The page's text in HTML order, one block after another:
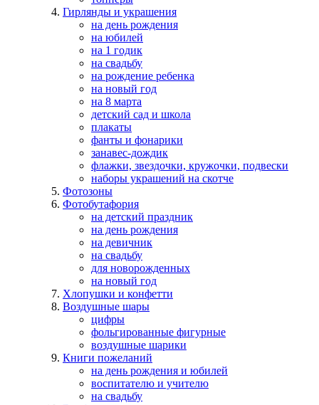
Гирлянды и украшения
на день рождения
на юбилей
на 1 годик
на свадьбу
на рождение ребенка
на новый год
на 8 марта
детский сад и школа
плакаты
фанты и фонарики
занавес-дождик
флажки, звездочки, кружочки, подвески
наборы украшений на скотче
Фотозоны
Фотобутафория
на детский праздник
на день рождения
на девичник
на свадьбу
для новорожденных
на новый год
Хлопушки и конфетти
Воздушные шары
цифры
фольгированные фигурные
воздушные шарики
Книги пожеланий
на день рождения и юбилей
воспитателю и учителю
на свадьбу